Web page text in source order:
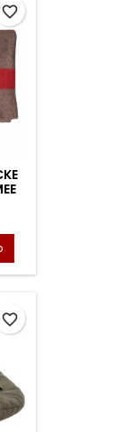
favorite_border
favorite_border